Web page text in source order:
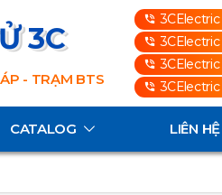
3C
- TRẠM BTS
CATALOG LIÊN HỆ